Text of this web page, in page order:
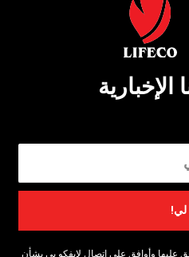
لي!
عليها وأوافق على اتصال لايفكو بي بشأن